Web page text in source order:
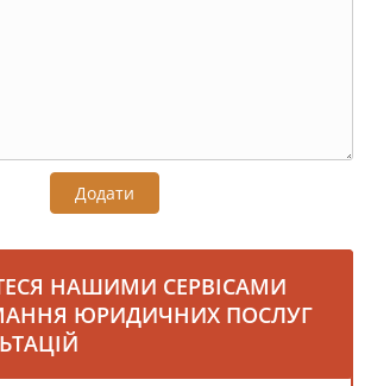
Додати
НАШИМИ СЕРВІСАМИ
ЮРИДИЧНИХ ПОСЛУГ